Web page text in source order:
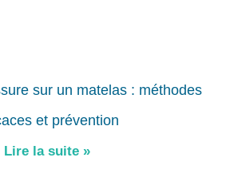
sur un matelas : méthodes
et prévention
Lire la suite »